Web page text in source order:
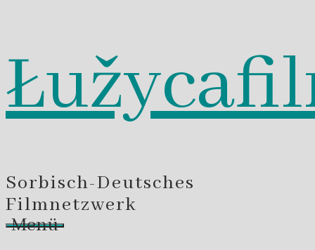
Zum
Inhalt
springen
Sorbisch-Deutsches
Filmnetzwerk
Menü